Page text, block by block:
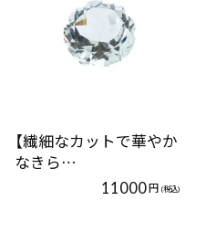
【繊細なカットで華やか
なきら…
11000円 (税込)